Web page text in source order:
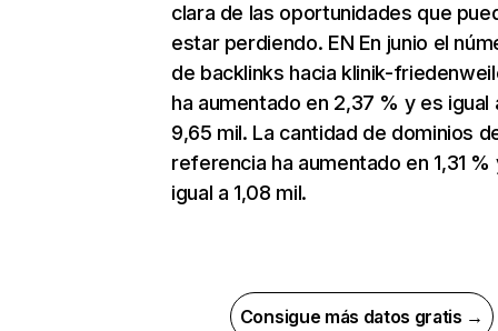
clara de las oportunidades que
estar perdiendo. EN En junio el
de backlinks hacia klinik-
ha aumentado en 2,37 % y es igual
9,65 mil. La cantidad de dominios
referencia ha aumentado en 1,31 %
igual a 1,08 mil.
Consigue más datos gratis →